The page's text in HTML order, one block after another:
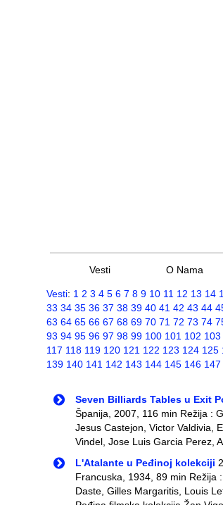
Vesti O Nama
Vesti: 1 2 3 4 5 6 7 8 9 10 11 12 13 14
33 34 35 36 37 38 39 40 41 42 43 44
63 64 65 66 67 68 69 70 71 72 73 74
93 94 95 96 97 98 99 100 101 102 103
117 118 119 120 121 122 123 124 125
139 140 141 142 143 144 145 146 147
Seven Billiards Tables u Exit
Španija, 2007, 116 min Režija :
Jesus Castejon, Victor Valdivia,
Vindel, Jose Luis Garcia Perez,
L'Atalante u Peđinoj kolekciji
Francuska, 1934, 89 min Režija
Daste, Gilles Margaritis, Louis